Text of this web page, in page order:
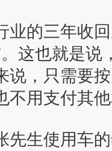
的三年收
这也就是说
说，只需要
不用支付其
生使用车